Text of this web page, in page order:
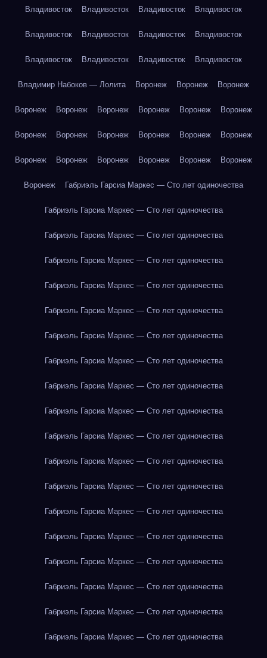
Владивосток Владивосток Владивосток Владивосток
Владивосток Владивосток Владивосток Владивосток
Владивосток Владивосток Владивосток Владивосток
Владимир Набоков — Лолита Воронеж Воронеж Воронеж
Воронеж Воронеж Воронеж Воронеж Воронеж Воронеж
Воронеж Воронеж Воронеж Воронеж Воронеж Воронеж
Воронеж Воронеж Воронеж Воронеж Воронеж Воронеж
Воронеж Габриэль Гарсиа Маркес — Сто лет одиночества
Габриэль Гарсиа Маркес — Сто лет одиночества
Габриэль Гарсиа Маркес — Сто лет одиночества
Габриэль Гарсиа Маркес — Сто лет одиночества
Габриэль Гарсиа Маркес — Сто лет одиночества
Габриэль Гарсиа Маркес — Сто лет одиночества
Габриэль Гарсиа Маркес — Сто лет одиночества
Габриэль Гарсиа Маркес — Сто лет одиночества
Габриэль Гарсиа Маркес — Сто лет одиночества
Габриэль Гарсиа Маркес — Сто лет одиночества
Габриэль Гарсиа Маркес — Сто лет одиночества
Габриэль Гарсиа Маркес — Сто лет одиночества
Габриэль Гарсиа Маркес — Сто лет одиночества
Габриэль Гарсиа Маркес — Сто лет одиночества
Габриэль Гарсиа Маркес — Сто лет одиночества
Габриэль Гарсиа Маркес — Сто лет одиночества
Габриэль Гарсиа Маркес — Сто лет одиночества
Габриэль Гарсиа Маркес — Сто лет одиночества
Габриэль Гарсиа Маркес — Сто лет одиночества